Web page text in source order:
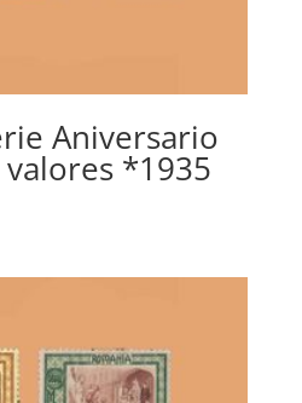
Aniversario
*1935